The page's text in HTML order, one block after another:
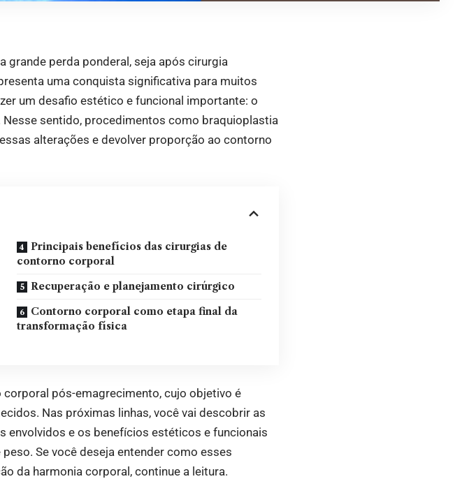
grande perda ponderal, seja após cirurgia
uma conquista significativa para muitos
um desafio estético e funcional importante: o
sentido, procedimentos como braquioplastia
alterações e devolver proporção ao contorno
Principais benefícios das cirurgias de
contorno corporal
Recuperação e planejamento cirúrgico
Contorno corporal como etapa final da
transformação física
pós-emagrecimento, cujo objetivo é
Nas próximas linhas, você vai descobrir as
envolvidos e os benefícios estéticos e funcionais
Se você deseja entender como esses
da harmonia corporal, continue a leitura.